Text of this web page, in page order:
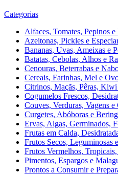
Categorias
Alfaces, Tomates, Pepinos
Azeitonas, Pickles e
Bananas, Uvas, Ameixas e
Batatas, Cebolas, Alhos e
Cenouras, Beterrabas e
Cereais, Farinhas, Mel e
Citrinos, Maçãs, Pêras, Kiwi
Cogumelos Frescos,
Couves, Verduras, Vagens e
Curgetes, Abóboras e
Ervas, Algas, Germinados,
Frutas em Calda,
Frutos Secos, Leguminosas
Frutos Vermelhos,
Pimentos, Espargos e
Prontos a Consumir e